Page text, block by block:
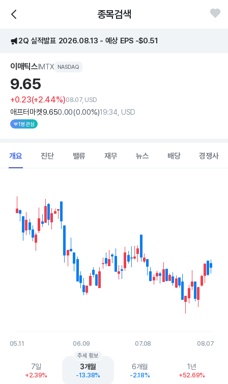
종목검색
2Q 실적발표 2026.08.13 - 예상 EPS -$0.51
이매틱스 IMTX NASDAQ
9.65
+0.23(+2.44%)08.07, USD
애프터마켓9.650.00(0.00%)19:34, USD
1명 관심
개요 진단 밸류 재무 뉴스 배당 경쟁사
View as data table, Chart
The chart has 1 X axis displaying Time. Data ranges from
The chart has 1 Y axis displaying values. Data ranges from 8.17 to
05.11 06.09 07.08 08.07
End of interactive chart.
7일
+2.39%
3개월
-13.38%
추세 횡보
6개월
-2.18%
1년
+52.69%